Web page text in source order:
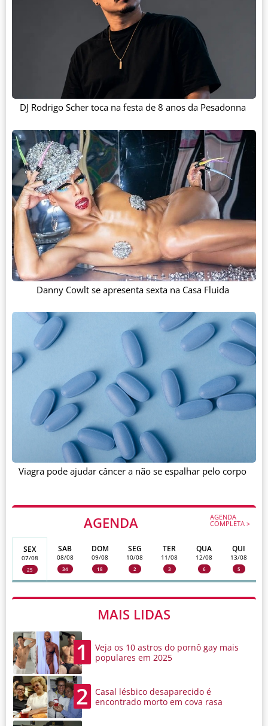
AGENDA AGENDA
COMPLETA >
SEX
07/08
25
SAB
08/08
34
DOM
09/08
18
SEG
10/08
2
TER
11/08
3
QUA
12/08
6
QUI
13/08
5
MAIS LIDAS
1
Veja os 10 astros do pornô gay mais
populares em 2025
2
Casal lésbico desaparecido é
encontrado morto em cova rasa
DJ Rodrigo Scher toca na festa de 8 anos da Pesadonna
Danny Cowlt se apresenta sexta na Casa Fluida
Viagra pode ajudar câncer a não se espalhar pelo corpo